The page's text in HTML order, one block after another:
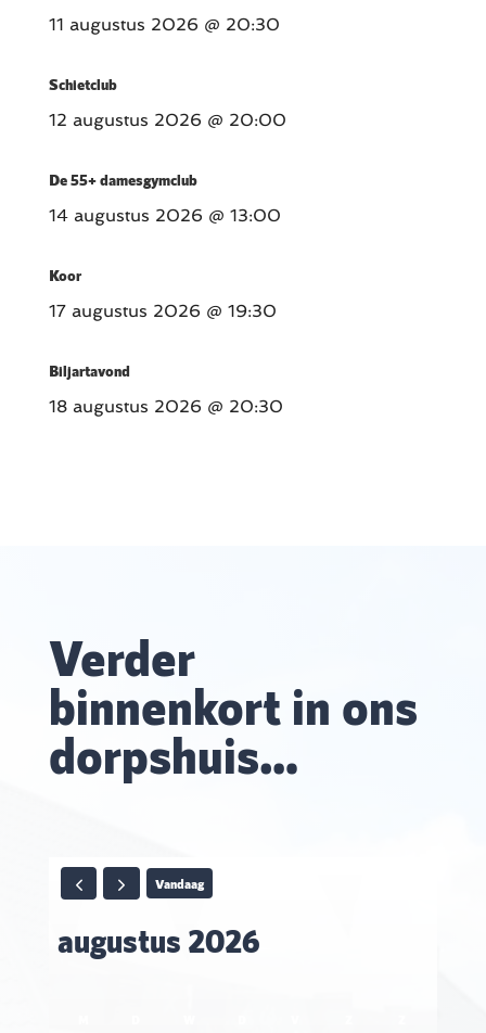
11 augustus 2026 @ 20:30
Schietclub
12 augustus 2026 @ 20:00
De 55+ damesgymclub
14 augustus 2026 @ 13:00
Koor
17 augustus 2026 @ 19:30
Biljartavond
18 augustus 2026 @ 20:30
Verder
binnenkort in ons
dorpshuis…
Vandaag
augustus 2026